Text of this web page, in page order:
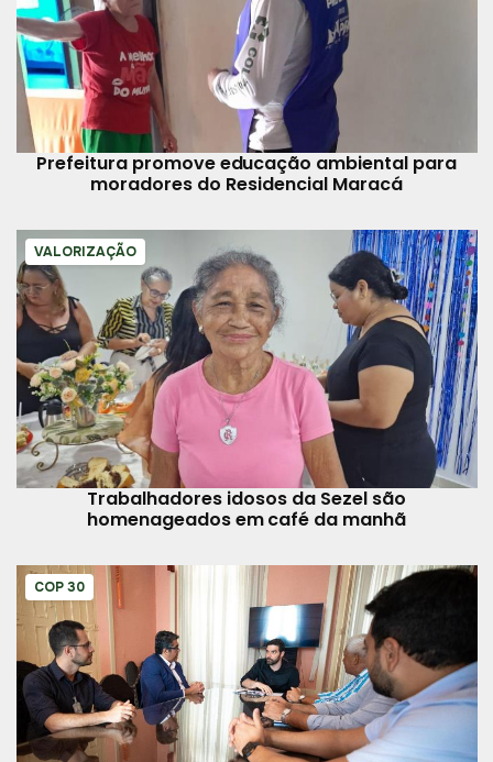
Prefeitura promove educação ambiental para
moradores do Residencial Maracá
VALORIZAÇÃO
Trabalhadores idosos da Sezel são
homenageados em café da manhã
COP 30